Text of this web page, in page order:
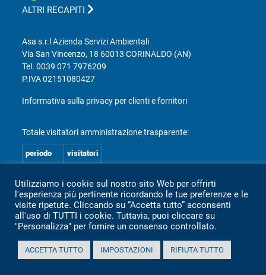
ALTRI RECAPITI
Asa s.r.l Azienda Servizi Ambientali
Via San Vincenzo, 18 60013 CORINALDO (AN)
Tel.0039 071 7976209
P.IVA 02151080427
Informativa sulla privacy per clienti e fornitori
Totale visitatori amministrazione trasparente:
periodo
visitatori
anno 2024
2.097
anno 2023
1.803
anno 2022
2.373
anno 2021
1.501
Utilizziamo i cookie sul nostro sito Web per offrirti
l'esperienza più pertinente ricordando le tue preferenze e le
visite ripetute. Cliccando su “Accetta tutto” acconsenti
all'uso di TUTTI i cookie. Tuttavia, puoi cliccare su
"Personalizza" per fornire un consenso controllato.
ACCETTA TUTTO IMPOSTAZIONI RIFIUTA TUTTO